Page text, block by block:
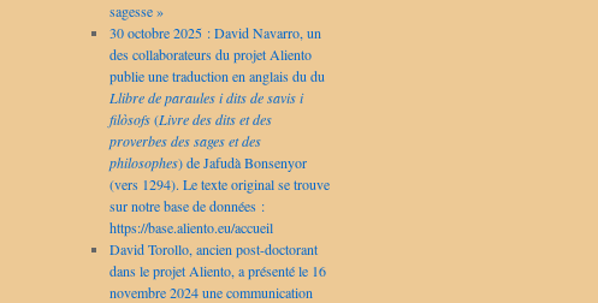
sagesse »
30 octobre 2025 : David Navarro, un
des collaborateurs du projet Aliento
publie une traduction en anglais du du
Llibre de paraules i dits de savis i
filòsofs(Livre des dits et des
proverbes des sages et des
philosophes) de Jafudà Bonsenyor
(vers 1294). Le texte original se trouve
sur notre base de données :
https://base.aliento.eu/accueil
David Torollo, ancien post-doctorant
dans le projet Aliento, a présenté le 16
novembre 2024 une communication